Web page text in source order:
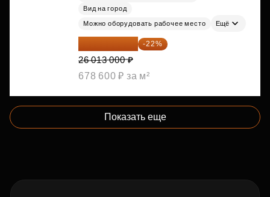
Вид на город
Можно оборудовать рабочее место Ещё
20 290 140 ₽ -22%
26 013 000 ₽
678 600 ₽ за м²
Показать еще